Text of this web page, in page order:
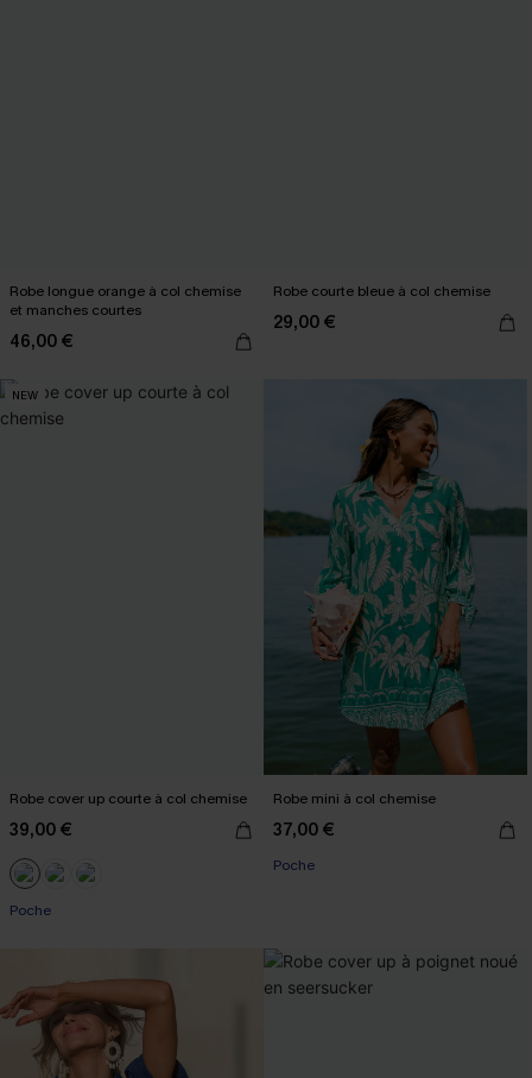
Robe longue orange à col chemise
et manches courtes
46,00 €
Robe courte bleue à col chemise
29,00 €
NEW
Robe cover up courte à col chemise
39,00 €
Poche
Robe mini à col chemise
37,00 €
Poche